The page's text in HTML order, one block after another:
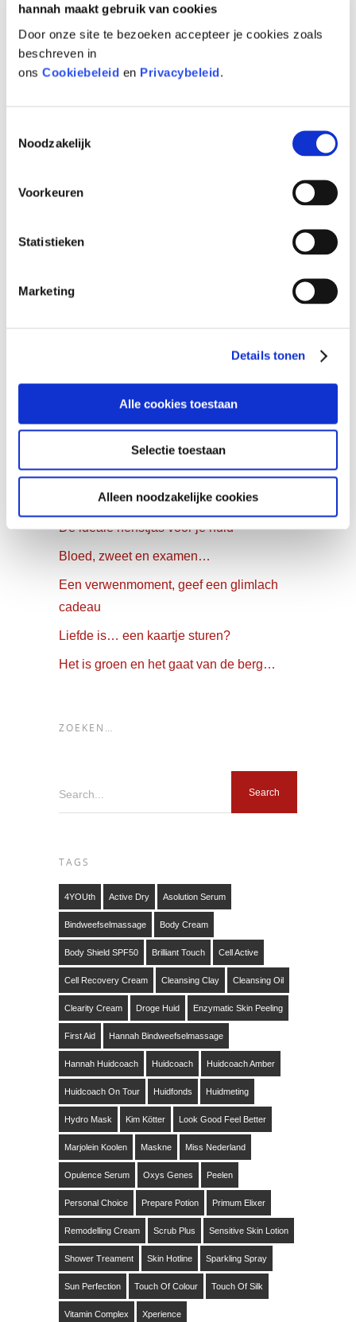
hannah maakt gebruik van cookies
Door onze site te bezoeken accepteer je cookies zoals
beschreven in
ons Cookiebeleid en Privacybeleid.
Noodzakelijk
Voorkeuren
Statistieken
Marketing
Details tonen
Alle cookies toestaan
Selectie toestaan
Alleen noodzakelijke cookies
FACEBOOK
van alle hannah nieuws op social media!
geplaatst te worden.
YOU MAY ALSO LIKE…
Denise’s festive skin preps
Wij leren de huid te respecteren!
Help je huid de Halloween door
De ideale herfstjas voor je huid
Bloed, zweet en examen…
Een verwenmoment, geef een glimlach
cadeau
Liefde is… een kaartje sturen?
Het is groen en het gaat van de berg…
ZOEKEN…
Search...
TAGS
4YOUth Active Dry Asolution Serum
Bindweefselmassage Body Cream
Body Shield SPF50 Brilliant Touch Cell Active
Cell Recovery Cream Cleansing Clay Cleansing Oil
Clearity Cream Droge Huid Enzymatic Skin Peeling
First Aid Hannah Bindweefselmassage
Hannah Huidcoach Huidcoach Huidcoach Amber
Huidcoach On Tour Huidfonds Huidmeting
Hydro Mask Kim Kötter Look Good Feel Better
Marjolein Koolen Maskne Miss Nederland
Opulence Serum Oxys Genes Peelen
Personal Choice Prepare Potion Primum Elixer
Remodelling Cream Scrub Plus Sensitive Skin Lotion
Shower Treament Skin Hotline Sparkling Spray
Sun Perfection Touch Of Colour Touch Of Silk
Vitamin Complex Xperience